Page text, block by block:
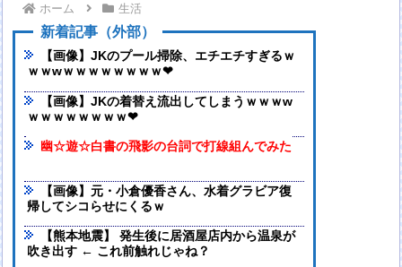
ホーム 生活
新着記事（外部）
【画像】JKのプール掃除、エチエチすぎるｗ
ｗｗwｗｗｗｗｗｗｗｗ❤
【画像】JKの着替え流出してしまうｗｗｗw
ｗｗｗｗｗｗｗｗ❤
幽☆遊☆白書の飛影の台詞で打線組んでみた
【画像】元・小倉優香さん、水着グラビア復
帰してシコらせにくるｗ
【熊本地震】 発生後に居酒屋店内から温泉が
吹き出す ← これ前触れじゃね？